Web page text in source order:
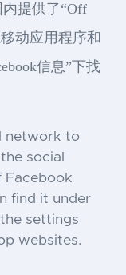
提供了“Off
动应用程序和
信息”下找
network to
social
Facebook
find it under
settings
websites.